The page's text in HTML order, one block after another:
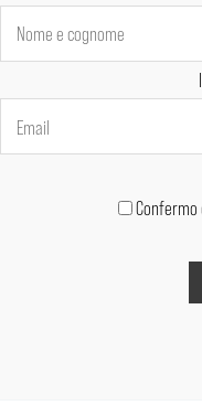
Confermo